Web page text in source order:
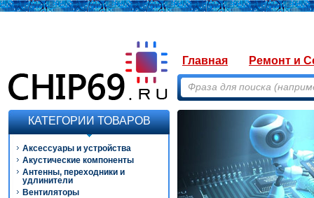
Главная Ремонт и
КАТЕГОРИИ ТОВАРОВ
Аксессуары и устройства
Акустические компоненты
Антенны, переходники и
удлинители
Вентиляторы